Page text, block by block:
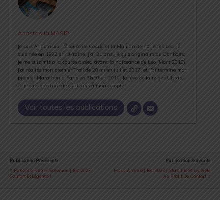
Anastasiia MASIP
Je suis Anastasiia, l'épouse de Cédric et la Maman de notre fils Léo. Je
suis née en 1992 en Ukraine, j'ai 31 ans, je suis originaire du Donbass.
Je me suis mis à la course à pied avant la naissance de Léo (Mars 2018).
J'ai réalisé mon premier Trail de 20km en Juillet 2017, et j'ai terminé mon
premier Marathon à Paris en 3h50 en 2019. Je rêve de faire des Ultras,
et je suis créatrice de contenus à mon compte.
Voir toutes les publications
Publication Précédente
Panoplie Textiles Salomon [ Test 2022 ] :
Confort Et Légèreté !
Publication Suivante
Hoka Arahi 6 [ Test 2022 ] : Stabilité Et Légèreté
Au Profit Du Confort